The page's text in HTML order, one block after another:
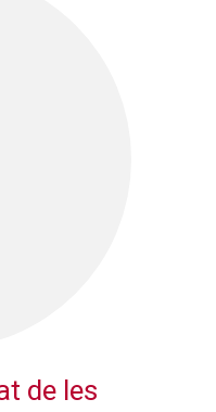
de les